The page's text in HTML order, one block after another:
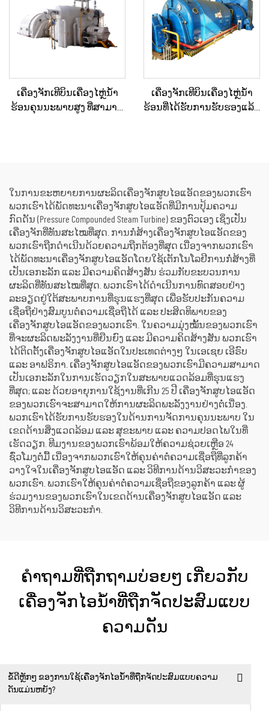
ພະລັງງານ
ເຄື່ອງຈັກເທີບິນເຄື່ອງໄຫຼ່ນ້ຳ
ຮ້ອນຄຸນນະພາບສູງ ທີ່ສາມາດ
ເຄື່ອງຈັກເທີບິນເຄື່ອງໄຫຼ່ນ້ຳ
ຮ້ອນທີ່ໄດ້ຮັບການຮັບຮອງແລ້ວ
ໃນການຂະຫຍາຍການຜະລິດເຄື່ອງຈັກສູບໄອແອັດຂອງພວກເຮົາ
ພວກເຮົາໄດ້ພັດທະນາເຄື່ອງຈັກສູບໄອແອັດທີ່ມີການປຸ້ມຄວາມ
ກົດດັນ (Pressure Compounded Steam Turbine) ຂອງຕົວເອງ ເຊິ່ງເປັນ
ເຄື່ອງຈັກທີ່ທັນສະໄໝທີ່ສຸດ. ການກໍ່ສ້າງເຄື່ອງຈັກສູບໄອແອັດຂອງ
ພວກເຮົາຖືກດຳເນີນດ້ວຍຄວາມຖືກຕ້ອງທີ່ສຸດ ເນື່ອງຈາກພວກເຮົາ
ໄດ້ພັດທະນາເຄື່ອງຈັກສູບໄອແອັດໂດຍໃຊ້ເຕັກໂນໂລຢີການກໍ່ສ້າງທີ່
ເປັນເອກະລັກ ແລະ ມີຄວາມຄິດສ້າງສັນ ຮ່ວມກັບຂະບວນການ
ຜະລິດທີ່ທັນສະໄໝທີ່ສຸດ. ພວກເຮົາໄດ້ດຳເນີນການທົດສອບຢ່າງ
ລະອຽດຢູ່ໃຕ້ສະພາບການທີ່ຮຸນແຮງທີ່ສຸດ ເພື່ອຮັບປະກັນຄວາມ
ເຊື່ອຖືຢ່າງສົມບູນຕໍ່ຄວາມເຊື່ອຖືໄດ້ ແລະ ປະສິດທິພາບຂອງ
ເຄື່ອງຈັກສູບໄອແອັດຂອງພວກເຮົາ. ໃນຄວາມມຸ່ງໝັ້ນຂອງພວກເຮົາ
ທີ່ຈະຜະລິດພະລັງງານທີ່ຍືນຍົງ ແລະ ມີຄວາມຄິດສ້າງສັນ ພວກເຮົາ
ໄດ້ຕິດຕັ້ງເຄື່ອງຈັກສູບໄອແອັດໃນປະເທດຕ່າງໆ ໃນເອເຊຍ ເອີຣົບ
ແລະ ອາຟຣິກາ. ເຄື່ອງຈັກສູບໄອແອັດຂອງພວກເຮົາມີຄວາມສາມາດ
ເປັນເອກະລັກໃນການເຮັດວຽກໃນສະພາບແວດລ້ອມທີ່ຮຸນແຮງ
ທີ່ສຸດ; ແລະ ດ້ວຍອາຍຸການໃຊ້ງານທີ່ເກີນ 25 ປີ ເຄື່ອງຈັກສູບໄອແອັດ
ຂອງພວກເຮົາຈະສາມາດໃຫ້ການຜະລິດພະລັງງານຢ່າງຕໍ່ເນື່ອງ.
ພວກເຮົາໄດ້ຮັບການຮັບຮອງໃນດ້ານການຈັດການຄຸນນະພາບ ໃນ
ເຂດດ້ານສິ່ງແວດລ້ອມ ແລະ ສຸຂະພາບ ແລະ ຄວາມປອດໄພໃນທີ່
ເຮັດວຽກ. ທີມງານຂອງພວກເຮົາພ້ອມໃຫ້ຄວາມຊ່ວຍເຫຼືອ 24
ຊົ່ວໂມງຕໍ່ມື້ ເນື່ອງຈາກພວກເຮົາໃຫ້ຄຸນຄ່າຕໍ່ຄວາມເຊື່ອຖືທີ່ລູກຄ້າ
ວາງໃຈໃນເຄື່ອງຈັກສູບໄອແອັດ ແລະ ວິທີການດ້ານວິສະວະກຳຂອງ
ພວກເຮົາ. ພວກເຮົາໃຫ້ຄຸນຄ່າຕໍ່ຄວາມເຊື່ອຖືຂອງລູກຄ້າ ແລະ ຜູ້
ຮ່ວມງານຂອງພວກເຮົາໃນເຂດດ້ານເຄື່ອງຈັກສູບໄອແອັດ ແລະ
ວິທີການດ້ານວິສະວະກຳ.
ຄຳຖາມທີ່ຖືກຖາມບ່ອຍໆ ເກີ່ຍວກັບ
ເຄື່ອງຈັກໄອນ້ຳທີ່ຖືກຈັດປະສົມແບບ
ຄວາມດັນ
ຂໍ້ດີຫຼັກໆ ຂອງການໃຊ້ເຄື່ອງຈັກໄອນ້ຳທີ່ຖືກຈັດປະສົມແບບຄວາມ
ດັນແມ່ນຫຍັງ?